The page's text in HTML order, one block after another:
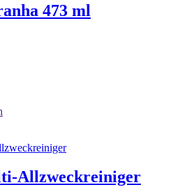
473 ml
Allzweckreiniger